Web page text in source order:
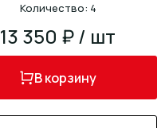
Количество: 4
13 350 ₽ / шт
В корзину